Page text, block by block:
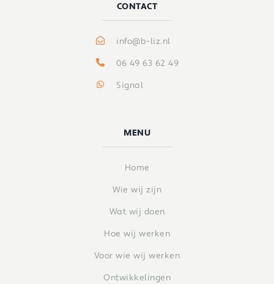
CONTACT
info@b-liz.nl
06 49 63 62 49
Signal
MENU
Home
Wie wij zijn
Wat wij doen
Hoe wij werken
Voor wie wij werken
Ontwikkelingen